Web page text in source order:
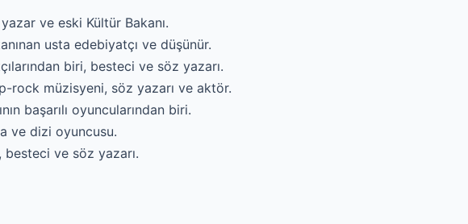
ve eski Kültür Bakanı.
usta edebiyatçı ve düşünür.
biri, besteci ve söz yazarı.
rock müzisyeni, söz yazarı ve aktör.
başarılı oyuncularından biri.
ve dizi oyuncusu.
besteci ve söz yazarı.